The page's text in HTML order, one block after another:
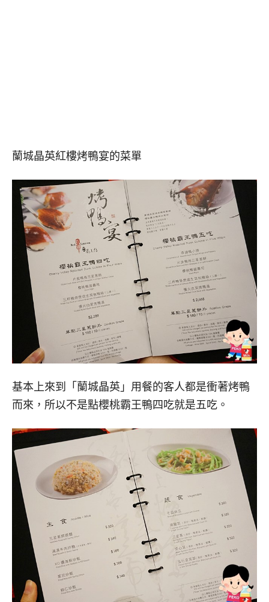
蘭城晶英紅樓烤鴨宴的菜單
基本上來到「蘭城晶英」用餐的客人都是衝著烤鴨
而來，所以不是點櫻桃霸王鴨四吃就是五吃。